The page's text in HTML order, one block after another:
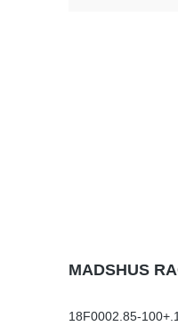
MADSHUS
18F0002.85-